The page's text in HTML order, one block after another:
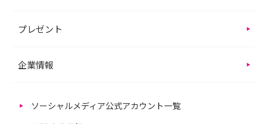
プレゼント
企業情報
ソーシャルメディア公式アカウント一覧